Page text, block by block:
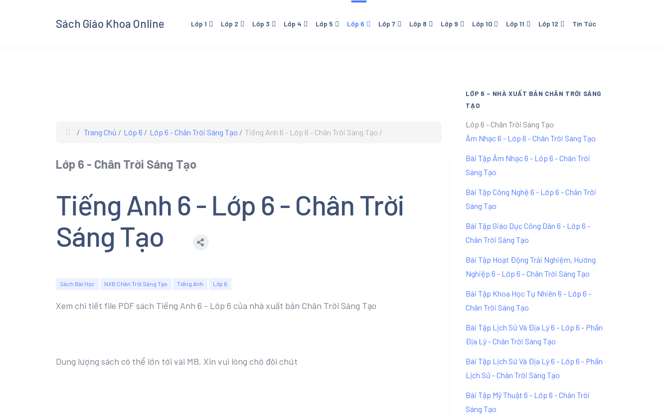
Sách Giáo Khoa Online Lớp 1 Lớp 2 Lớp 3
Xem và Download Trọn bộ Sách
Lớp 4 Lớp 5 Lớp 6 Lớp 7 Lớp 8 Lớp 9 Lớp 10 Lớp 11 Lớp 12 Tin Tức
Trang Chủ Lớp 6 Lớp 6 - Chân Trời Sáng Tạo Tiếng Anh 6 - Lớp 6 - Chân Trời Sáng Tạo
Lớp 6 - Chân Trời Sáng Tạo
Tiếng Anh 6 - Lớp 6 - Chân Trời
Sáng Tạo
Sách Bài Học NXB Chân Trời Sáng Tạo Tiếng Anh Lớp 6
Xem chi tiết file PDF sách Tiếng Anh 6 - Lớp 6 của nhà xuất bản Chân Trời Sáng Tạo
Dung lượng sách có thể lớn tới vài MB. Xin vui lòng chờ đôi chút
LỚP 6 - NHÀ XUẤT BẢN CHÂN TRỜI SÁNG
TẠO
Lớp 6 - Chân Trời Sáng Tạo
Âm Nhạc 6 - Lớp 6 - Chân Trời Sáng Tạo
Bài Tập Âm Nhạc 6 - Lớp 6 - Chân Trời
Sáng Tạo
Bài Tập Công Nghệ 6 - Lớp 6 - Chân Trời
Sáng Tạo
Bài Tập Giáo Dục Công Dân 6 - Lớp 6 -
Chân Trời Sáng Tạo
Bài Tập Hoạt Động Trải Nghiệm, Hướng
Nghiệp 6 - Lớp 6 - Chân Trời Sáng Tạo
Bài Tập Khoa Học Tự Nhiên 6 - Lớp 6 -
Chân Trời Sáng Tạo
Bài Tập Lịch Sử Và Địa Lý 6 - Lớp 6 - Phần
Địa Lý - Chân Trời Sáng Tạo
Bài Tập Lịch Sử Và Địa Lý 6 - Lớp 6 - Phần
Lịch Sử - Chân Trời Sáng Tạo
Bài Tập Mỹ Thuật 6 - Lớp 6 - Chân Trời
Sáng Tạo